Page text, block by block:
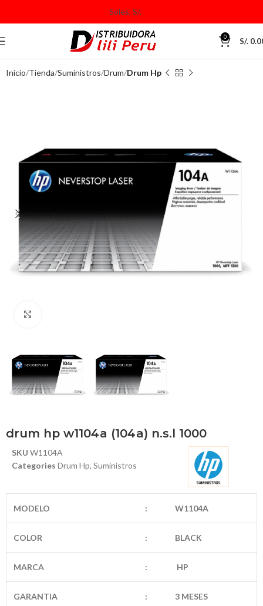
0 S/.
Inicio Tienda Suministros Drum Drum Hp
drum hp w1104a (104a) n.s.l 1000
SKU W1104A
Categories Drum Hp, Suministros
MODELO : W1104A
COLOR : BLACK
MARCA : HP
GARANTIA : 3 MESES